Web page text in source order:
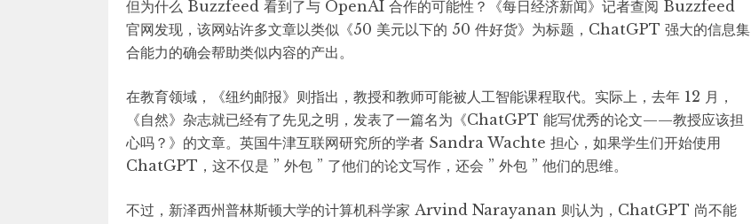
但为什么 Buzzfeed 看到了与 OpenAI 合作的可能性？《每日经济新闻》记者查阅 Buzzfeed
官网发现，该网站许多文章以类似《50 美元以下的 50 件好货》为标题，ChatGPT 强大的信息集
合能力的确会帮助类似内容的产出。
在教育领域，《纽约邮报》则指出，教授和教师可能被人工智能课程取代。实际上，去年 12 月，
《自然》杂志就已经有了先见之明，发表了一篇名为《ChatGPT 能写优秀的论文——教授应该担
心吗？》的文章。英国牛津互联网研究所的学者 Sandra Wachte 担心，如果学生们开始使用
ChatGPT，这不仅是 ” 外包 ” 了他们的论文写作，还会 ” 外包 ” 他们的思维。
不过，新泽西州普林斯顿大学的计算机科学家 Arvind Narayanan 则认为，ChatGPT 尚不能